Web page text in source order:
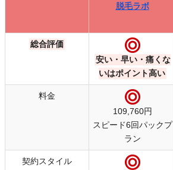
脱毛ラボ
脱毛ラボ
総合評価
安い・早い・痛くな
いはポイント高い
料金
109,760円
スピード6回パックプ
ラン
契約スタイル